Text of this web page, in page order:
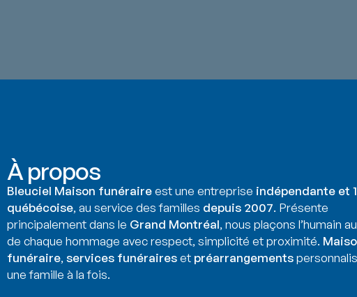
À propos
Bleuciel Maison funéraireest une entreprise indépendante et
québécoise, au service des familles depuis 2007. Présente
principalement dans le Grand Montréal, nous plaçons l’humain
de chaque hommage avec respect, simplicité et proximité.
funéraire, services funéraireset préarrangements
une famille à la fois.